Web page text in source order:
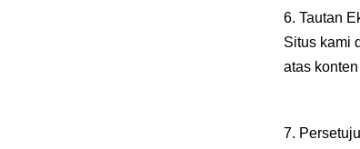
6. Tautan
Situs kami
atas
7.